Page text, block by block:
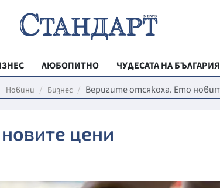
ЛЮБОПИТНО
ЧУДЕСАТА НА БЪЛГАРИЯ
РЕГИОНАЛНИ
ВЕСТНИК
Новини Бизнес Веригите отсякоха. Ето
цени